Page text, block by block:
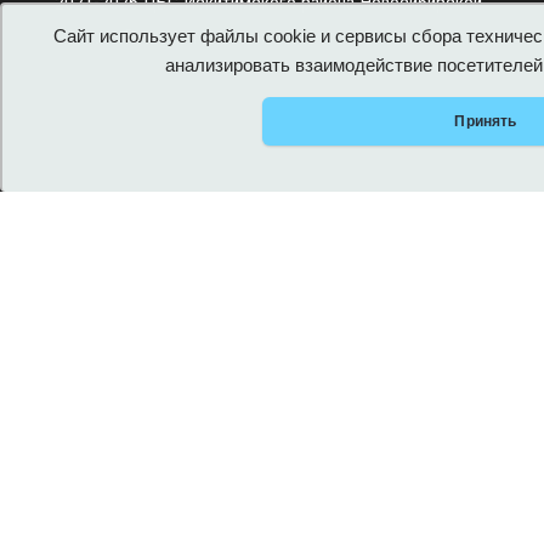
Сайт использует файлы cookie и сервисы сбора
анализировать взаимодействие
Принять
области Районная детская библиотека